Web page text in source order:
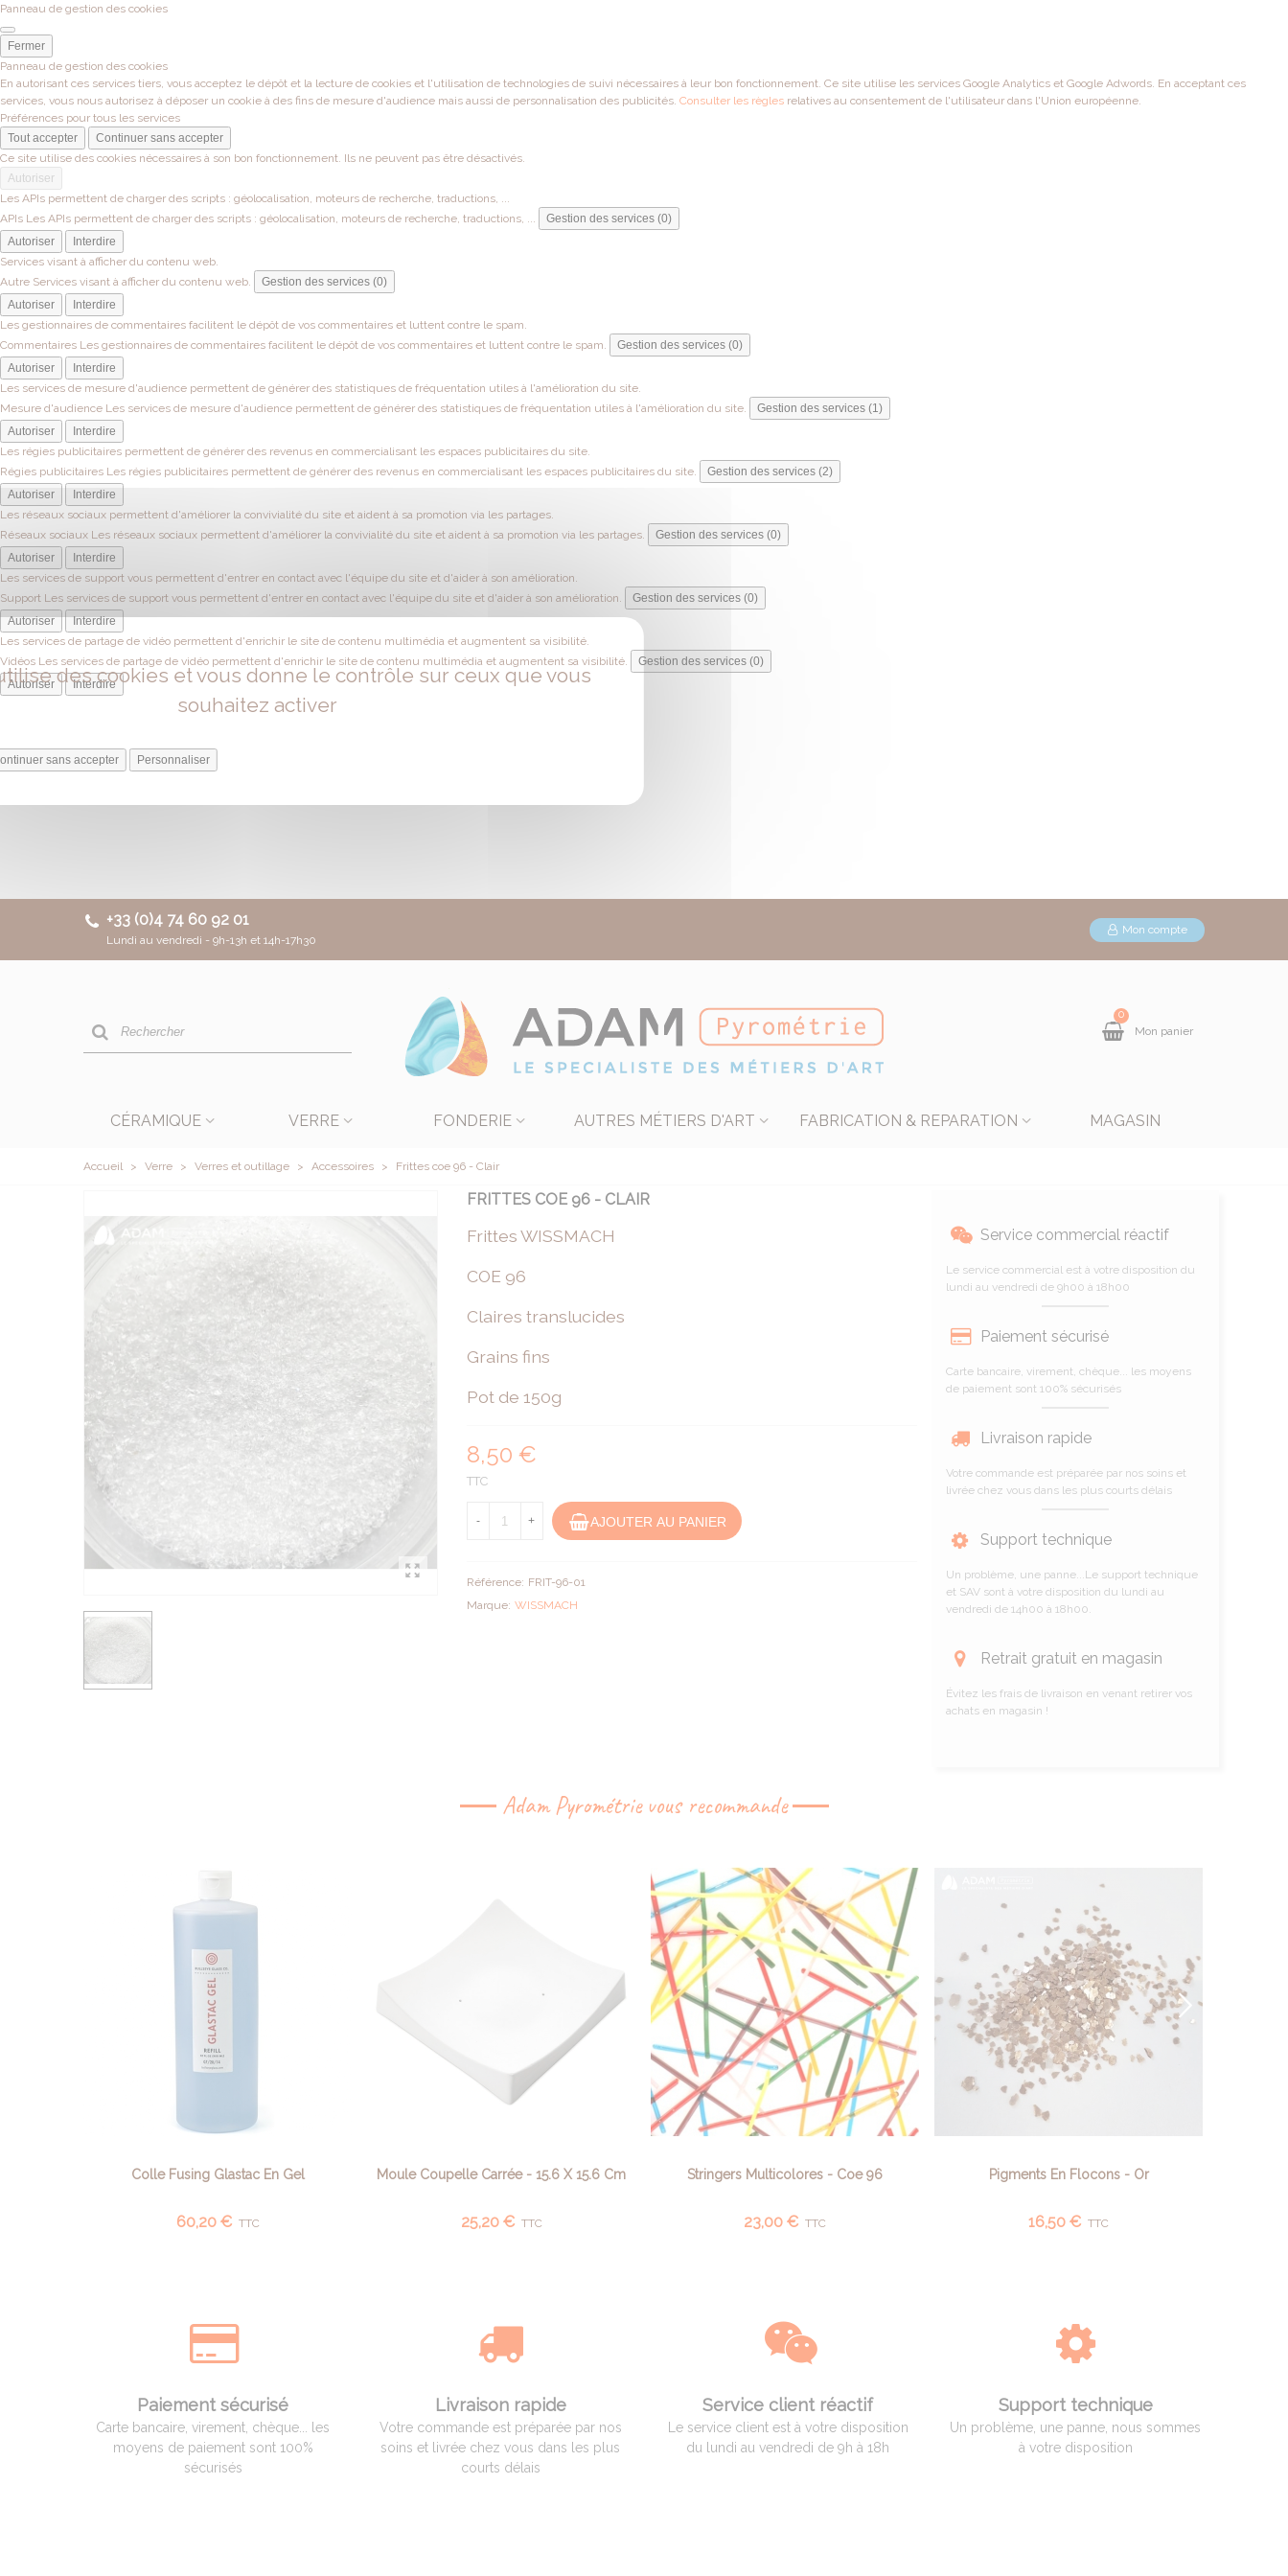
Panneau de gestion des cookies
Fermer
Panneau de gestion des cookies
En autorisant ces services tiers, vous acceptez le dépôt et la lecture de cookies et l'utilisation de technologies de suivi nécessaires à leur bon fonctionnement. Ce site utilise les services Google Analytics et Google Adwords. En acceptant ces
services, vous nous autorisez à déposer un cookie à des fins de mesure d'audience mais aussi de personnalisation des publicités. Consulter les règles relatives au consentement de l'utilisateur dans l'Union européenne.
Préférences pour tous les services
Tout accepter
Continuer sans accepter
Ce site utilise des cookies nécessaires à son bon fonctionnement. Ils ne peuvent pas être désactivés.
Autoriser
Les APIs permettent de charger des scripts : géolocalisation, moteurs de recherche, traductions, ...
APIs Les APIs permettent de charger des scripts : géolocalisation, moteurs de recherche, traductions, ...
Gestion des services (0)
Autoriser
Interdire
Services visant à afficher du contenu web.
Autre Services visant à afficher du contenu web.
Gestion des services (0)
Autoriser
Interdire
Les gestionnaires de commentaires facilitent le dépôt de vos commentaires et luttent contre le spam.
Commentaires Les gestionnaires de commentaires facilitent le dépôt de vos commentaires et luttent contre le spam.
Gestion des services (0)
Autoriser
Interdire
Les services de mesure d'audience permettent de générer des statistiques de fréquentation utiles à l'amélioration du site.
Mesure d'audience Les services de mesure d'audience permettent de générer des statistiques de fréquentation utiles à l'amélioration du site.
Gestion des services (1)
Autoriser
Interdire
Les régies publicitaires permettent de générer des revenus en commercialisant les espaces publicitaires du site.
Régies publicitaires Les régies publicitaires permettent de générer des revenus en commercialisant les espaces publicitaires du site.
Gestion des services (2)
Autoriser
Interdire
Les réseaux sociaux permettent d'améliorer la convivialité du site et aident à sa promotion via les partages.
Réseaux sociaux Les réseaux sociaux permettent d'améliorer la convivialité du site et aident à sa promotion via les partages.
Gestion des services (0)
Autoriser
Interdire
Les services de support vous permettent d'entrer en contact avec l'équipe du site et d'aider à son amélioration.
Support Les services de support vous permettent d'entrer en contact avec l'équipe du site et d'aider à son amélioration.
Gestion des services (0)
Autoriser
Interdire
Les services de partage de vidéo permettent d'enrichir le site de contenu multimédia et augmentent sa visibilité.
Vidéos Les services de partage de vidéo permettent d'enrichir le site de contenu multimédia et augmentent sa visibilité.
Gestion des services (0)
Autoriser
Interdire
des cookies et vous donne le contrôle sur ceux que vous
souhaitez activer
sans accepter Personnaliser
+33 (0)4 74 60 92 01
Lundi au vendredi - 9h-13h et 14h-17h30
Mon compte
0
Mon panier
CÉRAMIQUE VERRE FONDERIE AUTRES MÉTIERS D'ART FABRICATION & REPARATION MAGASIN
Accueil > Verre > Verres et outillage > Accessoires > Frittes coe 96 - Clair
FRITTES COE 96 - CLAIR
Frittes WISSMACH
COE 96
Claires translucides
Grains fins
Pot de 150g
8,50 €
TTC
- + AJOUTER AU PANIER
Référence: FRIT-96-01
Marque: WISSMACH
Service commercial réactif
Le service commercial est à votre disposition du
lundi au vendredi de 9h00 à 18h00
Paiement sécurisé
Carte bancaire, virement, chèque... les moyens
de paiement sont 100% sécurisés
Livraison rapide
Votre commande est préparée par nos soins et
livrée chez vous dans les plus courts délais
Support technique
Un problème, une panne...Le support technique
et SAV sont à votre disposition du lundi au
vendredi de 14h00 à 18h00.
Retrait gratuit en magasin
Évitez les frais de livraison en venant retirer vos
achats en magasin !
Adam Pyrométrie vous recommande
AJOUTER AU PANIER
Colle Fusing Glastac En Gel
60,20 € TTC
AJOUTER AU PANIER
Moule Coupelle Carrée - 15.6 X 15.6 Cm
25,20 € TTC
AJOUTER AU PANIER
Stringers Multicolores - Coe 96
23,00 € TTC
AJOUTER AU PANIER
Pigments En Flocons - Or
16,50 € TTC
Paiement sécurisé
Carte bancaire, virement, chèque... les
moyens de paiement sont 100%
sécurisés
Livraison rapide
Votre commande est préparée par nos
soins et livrée chez vous dans les plus
courts délais
Service client réactif
Le service client est à votre disposition
du lundi au vendredi de 9h à 18h
Support technique
Un problème, une panne, nous sommes
à votre disposition